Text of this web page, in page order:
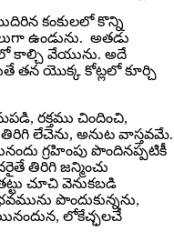
కంకులలో కొన్ని
ఉండును. అతడు
కాల్చి వేయును. అదే
తన యొక్క కోట్లలో కూర్చి
రక్తము చిందించి,
లేచెను, అనుట వాస్తవమే.
గ్రహింపు పొందినప్పటికీ
తిరిగి జన్మించు
చూచి వెనుకబడి
పొందుకున్నను,
లోకేచ్ఛలచే